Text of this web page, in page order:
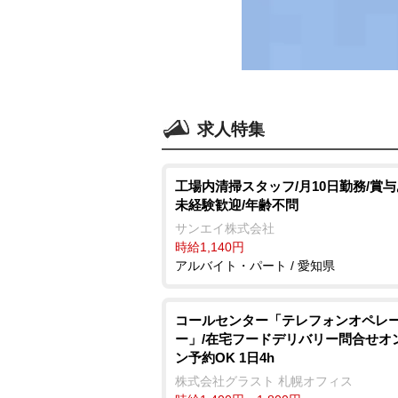
求人特集
工場内清掃スタッフ/月10日勤務/賞
未経験歓迎/年齢不問
サンエイ株式会社
時給1,140円
アルバイト・パート / 愛知県
コールセンター「テレフォンオペレ
ー」/在宅フードデリバリー問合せオ
ン予約OK 1日4h
株式会社グラスト 札幌オフィス